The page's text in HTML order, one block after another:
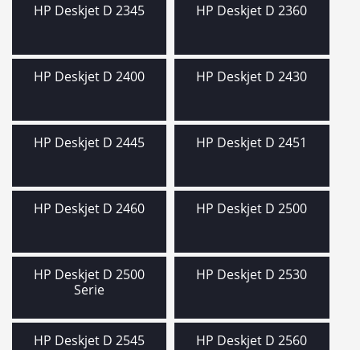
HP Deskjet D 2345 HP Deskjet D 2360
HP Deskjet D 2400 HP Deskjet D 2430
HP Deskjet D 2445 HP Deskjet D 2451
HP Deskjet D 2460 HP Deskjet D 2500
HP Deskjet D 2500
Serie
HP Deskjet D 2530
HP Deskjet D 2545 HP Deskjet D 2560